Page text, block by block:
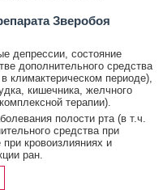
Зверобоя
депрессии, состояние
дополнительного средства
климактерическом периоде),
кишечника, желчного
терапии).
полости рта (в т.ч.
средства при
кровоизлияниях и
ран.